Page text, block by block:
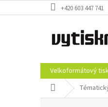
na
+420 603 447 741
Velkoformátový
Domů